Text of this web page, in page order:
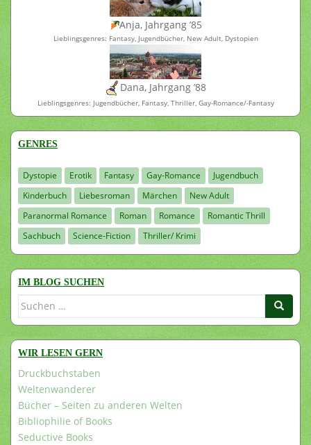
Anja, Jahrgang ’85
Lieblingsgenres: Fantasy, Jugendbücher, New Adult, Dystopien
Dana, Jahrgang ’88
Lieblingsgenres: Jugendbücher, Fantasy, Thriller, Gay-Romance/-Fantasy
GENRES
Dystopie Erotik Fantasy Gay-Romance
Jugendbuch
Kinderbuch
Liebesroman Märchen
New Adult
Paranormal Romance
Roman Romance
Romantic Thrill
Sachbuch
Science-Fiction Thriller/ Krimi
IM BLOG SUCHEN
Suchen
WIR LESEN GERN
Druckbuchstaben
Weltenwanderer
Bücher – Seiten zu anderen Welten
Bibliophilie of Books
Seductive Books